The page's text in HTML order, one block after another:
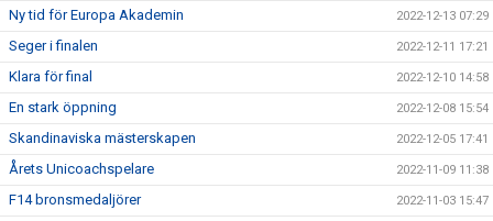
Ny tid för Europa Akademin 2022-12-13 07:29
Seger i finalen 2022-12-11 17:21
Klara för final 2022-12-10 14:58
En stark öppning 2022-12-08 15:54
Skandinaviska mästerskapen 2022-12-05 17:41
Årets Unicoachspelare 2022-11-09 11:38
F14 bronsmedaljörer 2022-11-03 15:47